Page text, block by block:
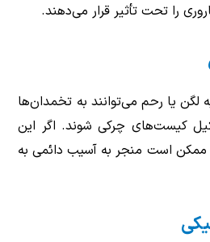
را تحت تأثیر قرار می‌دهند.
یا رحم می‌توانند به تخمدان‌ها
کیست‌های چرکی شوند. اگر این
است منجر به آسیب دائمی به